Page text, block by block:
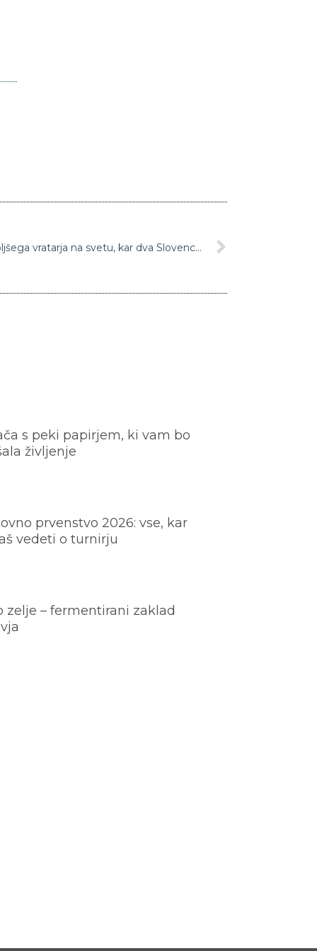
Med desetimi kandidati za najboljšega vratarja na svetu, kar dva Slovenca, Oblak in Handanović
s peki papirjem, ki vam bo
življenje
prvenstvo 2026: vse, kar
vedeti o turnirju
zelje – fermentirani zaklad